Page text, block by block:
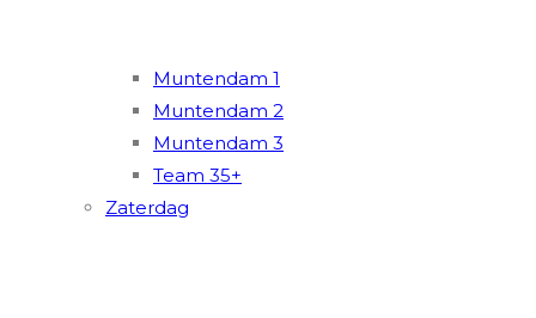
Muntendam 1
Muntendam 2
Muntendam 3
Team 35+
Zaterdag